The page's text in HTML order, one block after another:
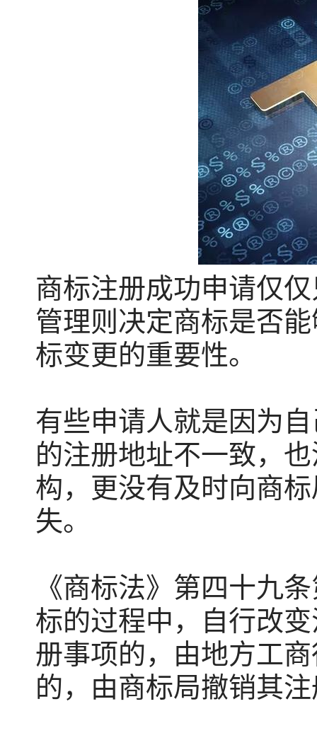
商标注册成功申请仅
管理则决定商标是否
标变更的重要性。
有些申请人就是因为
的注册地址不一致，
构，更没有及时向商
失。
《商标法》第四十九
标的过程中，自行改
册事项的，由地方工
的，由商标局撤销其